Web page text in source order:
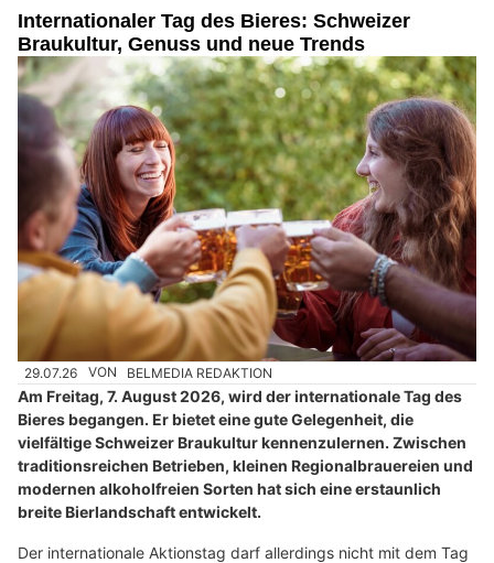
Internationaler Tag des Bieres: Schweizer
Braukultur, Genuss und neue Trends
29.07.26 VON BELMEDIA REDAKTION
Am Freitag, 7. August 2026, wird der internationale Tag des
Bieres begangen. Er bietet eine gute Gelegenheit, die
vielfältige Schweizer Braukultur kennenzulernen. Zwischen
traditionsreichen Betrieben, kleinen Regionalbrauereien und
modernen alkoholfreien Sorten hat sich eine erstaunlich
breite Bierlandschaft entwickelt.
Der internationale Aktionstag darf allerdings nicht mit dem Tag